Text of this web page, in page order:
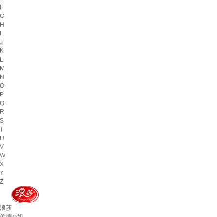
F
G
H
J
K
L
M
N
O
P
Q
R
S
T
U
V
W
X
Y
Z
浪莎